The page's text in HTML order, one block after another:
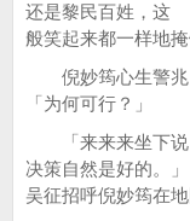
还是黎民百姓，这
般笑起来都一样地
倪妙筠心生警兆
「为何可行？」
「来来来坐下说
决策自然是好的。」
吴征招呼倪妙筠在